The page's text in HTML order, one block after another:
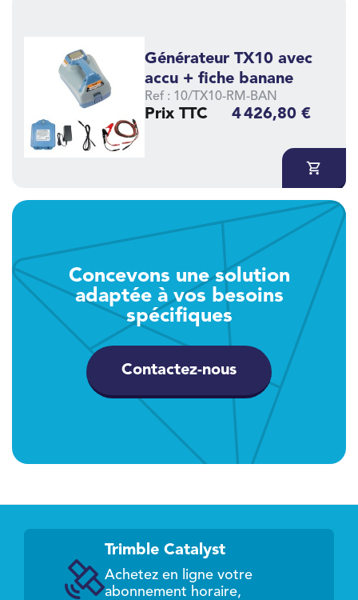
Générateur TX10 iLoc
avec accu + fiche
banane
Ref : 10/TX10B-RM-BAN
4 724,40 €
Concevons une solution
adaptée à vos besoins
spécifiques
Contactez-nous
Trimble Catalyst
Achetez en ligne votre
abonnement horaire,